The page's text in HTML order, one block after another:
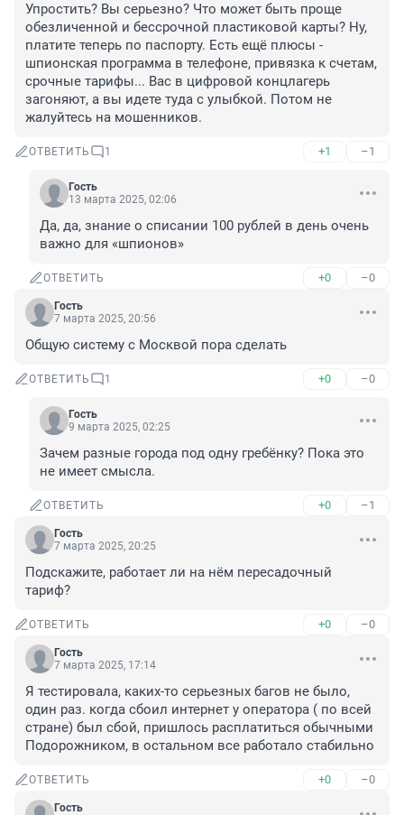
Упростить? Вы серьезно? Что может быть проще
обезличенной и бессрочной пластиковой карты? Ну,
платите теперь по паспорту. Есть ещё плюсы -
шпионская программа в телефоне, привязка к счетам,
срочные тарифы... Вас в цифровой концлагерь
загоняют, а вы идете туда с улыбкой. Потом не
жалуйтесь на мошенников.
ОТВЕТИТЬ 1 +1 –1
Гость
13 марта 2025, 02:06
Да, да, знание о списании 100 рублей в день очень
важно для «шпионов»
ОТВЕТИТЬ +0 –0
Гость
7 марта 2025, 20:56
Общую систему с Москвой пора сделать
ОТВЕТИТЬ 1 +0 –0
Гость
9 марта 2025, 02:25
Зачем разные города под одну гребёнку? Пока это
не имеет смысла.
ОТВЕТИТЬ +0 –1
Гость
7 марта 2025, 20:25
Подскажите, работает ли на нём пересадочный
тариф?
ОТВЕТИТЬ +0 –0
Гость
7 марта 2025, 17:14
Я тестировала, каких-то серьезных багов не было,
один раз. когда сбоил интернет у оператора ( по всей
стране) был сбой, пришлось расплатиться обычными
Подорожником, в остальном все работало стабильно
ОТВЕТИТЬ +0 –0
Гость